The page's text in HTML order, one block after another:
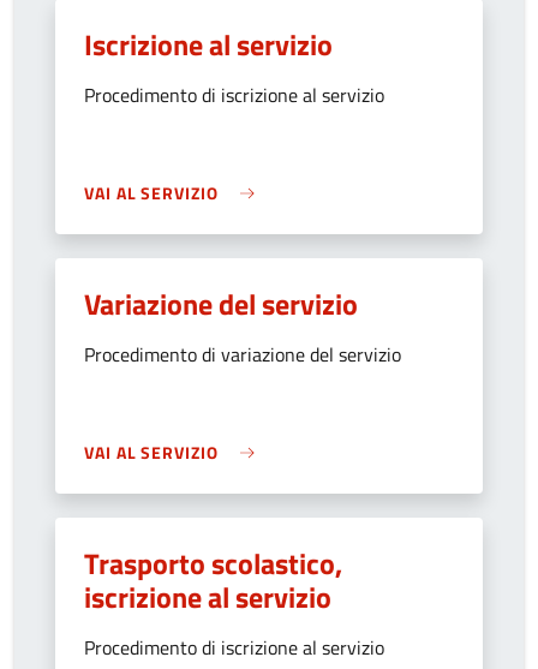
Iscrizione al servizio
Procedimento di iscrizione al servizio
VAI AL SERVIZIO
Variazione del servizio
Procedimento di variazione del servizio
VAI AL SERVIZIO
Trasporto scolastico,
iscrizione al servizio
Procedimento di iscrizione al servizio